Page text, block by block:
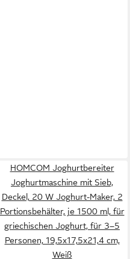
HOMCOM Joghurtbereiter
Joghurtmaschine mit Sieb,
Deckel, 20 W Joghurt-Maker, 2
Portionsbehälter, je 1500 ml, für
griechischen Joghurt, für 3–5
Personen, 19,5x17,5x21,4 cm,
Weiß